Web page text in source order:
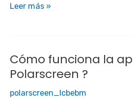
Funciona
pantallas
?
Leer más »
Cómo funciona la
Polarscreen ?
polarscreen_lcbebm